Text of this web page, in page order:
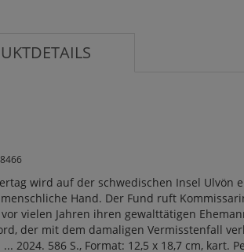
wird auf der schwedischen Insel Ulvön
Hand. Der Fund ruft
vielen Jahren ihren gewalttätigen
der mit dem damaligen Vermisstenfall
2024. 586 S., Format: 12,5 x 18,7 cm, kart.